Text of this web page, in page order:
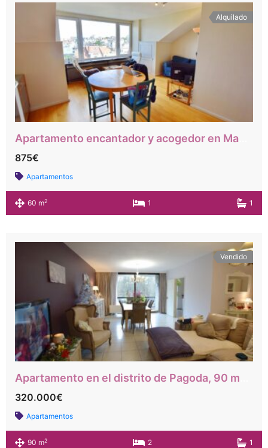
Alquilado
875€
Apartamentos
60 m2 1 1
Vendido
320.000€
Apartamentos
90 m2 2 1